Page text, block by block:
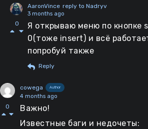
----------/mod_file2
НО: ЕСЛИ У ВАС
УЖЕ НАЗЫВАЕТСЯ Data -
4.Зайдите в игру,
меню - ваши моды,
оперировать.
0
AaronVince reply to Nadryv
3 months ago
Я открываю меню по кнопке
0(тоже insert) и всё
попробуй также
Reply
0
cowega Author
4 months ago
Важно!
Известные баги и недочеты: